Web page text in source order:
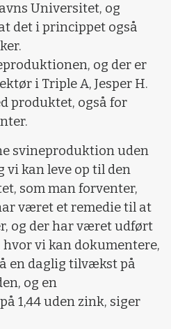
Universitet, og
det i princippet også
og der er
i Triple A, Jesper H.
produktet, også for
svineproduktion uden
vi kan leve op til den
som man forventer,
været et remedie til at
og der har været udført
vi kan dokumentere,
en daglig tilvækst på
og en
1,44 uden zink, siger